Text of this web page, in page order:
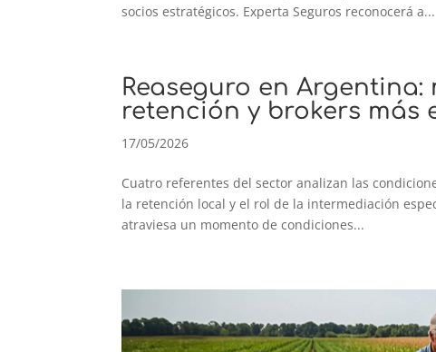
socios estratégicos. Experta Seguros reconocerá a...
Reaseguro en
retención y brokers más
17/05/2026
Cuatro referentes del sector analizan las
la retención local y el rol de la intermediación
atraviesa un momento de condiciones...